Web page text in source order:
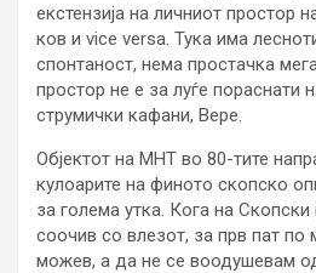
екстензија на личниот простор
ков и vice versa. Тука има
спонтаност, нема простачка
простор не е за луѓе пораснати
струмички кафани, Вере.
Објектот на МНТ во 80-тите
кулоарите на финото скопско
за голема утка. Кога на
соочив со влезот, за прв пат по
можев, а да не се воодушевам